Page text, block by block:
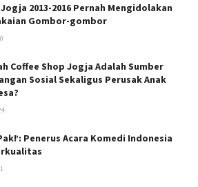
2013-2016 Pernah Mengidolakan
Gombor-gombor
Coffee Shop Jogja Adalah Sumber
Sosial Sekaligus Perusak Anak
Penerus Acara Komedi Indonesia